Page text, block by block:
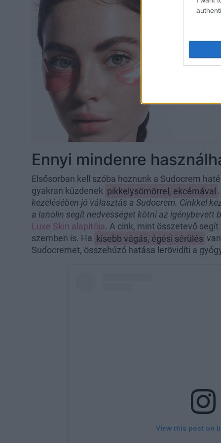
Ennyi mindenre
Elsősorban kell szóba hoznunk a Sudocrem
gyakran küzdenek pikkelysömörrel, ekcémával
kezelésében jó választás a Sudocrem. Cinkkel
a lanolin segít nedvességet kötni az igénybevett
Luxe Skin alapítója. A cink, mint összetevő
szemben is. Ha kisebb vágás, égési sérülés
Sudocremet, összehúzó hatása lerövidíti a